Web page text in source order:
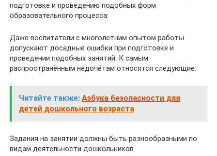
подготовке и проведению подобных форм
образовательного процесса:
Даже воспитатели с многолетним опытом работы
допускают досадные ошибки при подготовке и
проведении подобных занятий. К самым
распространённым недочётам относятся следующие:
Читайте также: Азбука безопасности для
детей дошкольного возраста
Задания на занятии должны быть разнообразными по
видам деятельности дошкольников